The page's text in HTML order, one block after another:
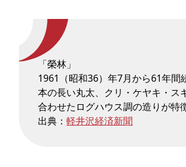
「榮林」
1961（昭和36）年7月から61年間
本の長い丸太、クリ・ケヤキ・ス
合わせたログハウス調の造りが特
出典： 軽井沢経済新聞